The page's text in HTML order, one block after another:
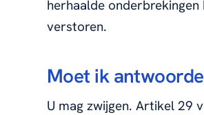
herhaalde
verstoren.
Moet ik
U mag zwijgen. Artikel 29